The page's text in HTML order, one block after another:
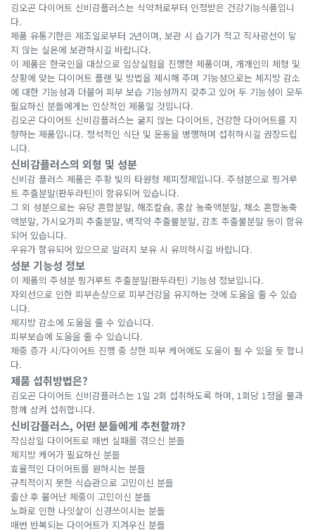
김오곤 다이어트 신비감플러스는 식약처로부터 인정받은 건강기능식품입니
다.
제품 유통기한은 제조일로부터 2년이며, 보관 시 습기가 적고 직사광선이 닿
지 않는 실온에 보관하시길 바랍니다.
이 제품은 한국인을 대상으로 임상실험을 진행한 제품이며, 개개인의 체형 및
상황에 맞는 다이어트 플랜 및 방법을 제시해 주며 기능성으로는 체지방 감소
에 대한 기능성과 더불어 피부 보습 기능성까지 갖추고 있어 두 기능성이 모두
필요하신 분들에게는 인상적인 제품일 것입니다.
김오곤 다이어트 신비감플러스는 굶지 않는 다이어트, 건강한 다이어트를 지
향하는 제품입니다. 정석적인 식단 및 운동을 병행하며 섭취하시길 권장드립
니다.
신비감플러스의 외형 및 성분
신비감 플러스 제품은 주황 빛의 타원형 제피정제입니다. 주성분으로 핑거루
트 추출분말(판두라틴)이 함유되어 있습니다.
그 외 성분으로는 유당 혼합분말, 해조칼슘, 홍삼 농축액분말, 채소 혼합농축
액분말, 가시오가피 추출분말, 백작약 추출물분말, 감초 추출물분말 등이 함유
되어 있습니다.
우유가 함유되어 있으므로 알러지 보유 시 유의하시길 바랍니다.
성분 기능성 정보
이 제품의 주성분 핑거루트 추출분말(판두라틴) 기능성 정보입니다.
자외선으로 인한 피부손상으로 피부건강을 유지하는 것에 도움을 줄 수 있습
니다.
체지방 감소에 도움을 줄 수 있습니다.
피부보습에 도움을 줄 수 있습니다.
체중 증가 시/다이어트 진행 중 상한 피부 케어에도 도움이 될 수 있을 듯 합니
다.
제품 섭취방법은?
김오곤 다이어트 신비감플러스는 1일 2회 섭취하도록 하며, 1회당 1정을 물과
함께 삼켜 섭취합니다.
신비감플러스, 어떤 분들에게 추천할까?
작심삼일 다이어트로 매번 실패를 겪으신 분들
체지방 케어가 필요하신 분들
효율적인 다이어트를 원하시는 분들
규칙적이지 못한 식습관으로 고민이신 분들
출산 후 불어난 체중이 고민이신 분들
노화로 인한 나잇살이 신경쓰이시는 분들
매번 반복되는 다이어트가 지겨우신 분들